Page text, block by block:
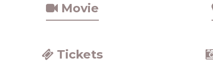
Movie
Tickets